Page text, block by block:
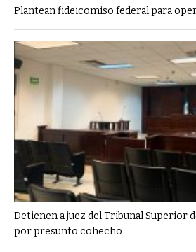
Plantean fideicomiso federal para
Detienen a juez del Tribunal Superior
por presunto cohecho